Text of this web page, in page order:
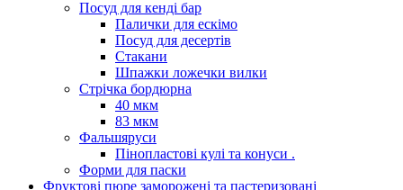
Посуд для кенді бар
Палички для ескімо
Посуд для десертів
Стакани
Шпажки ложечки вилки
Стрічка бордюрна
40 мкм
83 мкм
Фальшяруси
Пінопластові кулі та конуси .
Форми для паски
Фруктові пюре заморожені та пастеризовані